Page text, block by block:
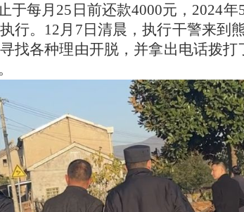
于每月25日前还款4000元，2024
行。12月7日清晨，执行干警来到
找各种理由开脱，并拿出电话拨